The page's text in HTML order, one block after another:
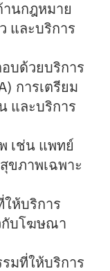
านกฎหมาย
และบริการ
บด้วยบริการ
การเตรียม
และบริการ
เช่น แพทย์
ขภาพเฉพาะ
ให้บริการ
กับโฆษณา
มที่ให้บริการ